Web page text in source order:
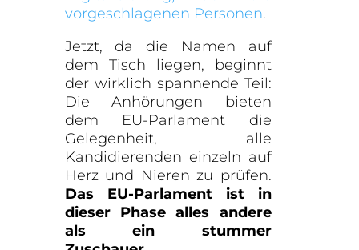
vorgeschlagenen Personen.
Jetzt, da die Namen auf
dem Tisch liegen, beginnt
der wirklich spannende Teil:
Die Anhörungen bieten
dem EU-Parlament die
Gelegenheit, alle
Kandidierenden einzeln auf
Herz und Nieren zu prüfen.
Das EU-Parlament ist in
dieser Phase alles andere
als ein stummer